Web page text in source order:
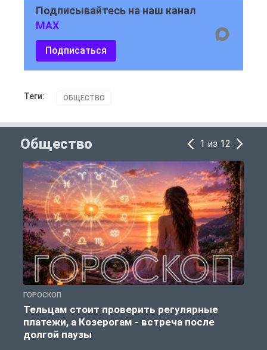
Подписывайтесь на наш канал
MAX
Подписаться
Теги: ОБЩЕСТВО
Общество 1 из 12
ГОРОСКОП
Тельцам стоит проверить регулярные
платежи, а Козерогам - встреча после
долгой паузы